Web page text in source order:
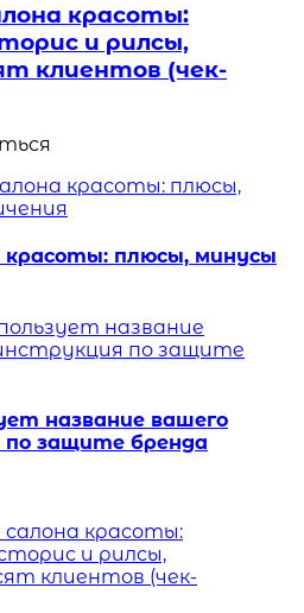
красоты:
и рилсы,
клиентов (чек-
плюсы, минусы
название вашего
по защите бренда